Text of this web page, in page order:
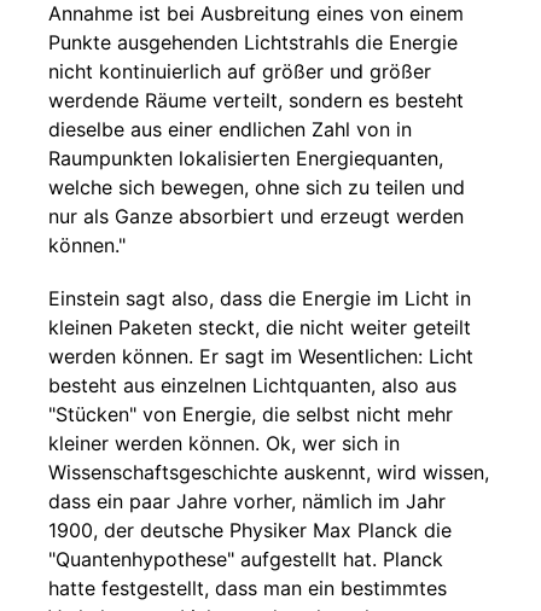
Annahme ist bei Ausbreitung eines von einem
Punkte ausgehenden Lichtstrahls die Energie
nicht kontinuierlich auf größer und größer
werdende Räume verteilt, sondern es besteht
dieselbe aus einer endlichen Zahl von in
Raumpunkten lokalisierten Energiequanten,
welche sich bewegen, ohne sich zu teilen und
nur als Ganze absorbiert und erzeugt werden
können."
Einstein sagt also, dass die Energie im Licht in
kleinen Paketen steckt, die nicht weiter geteilt
werden können. Er sagt im Wesentlichen: Licht
besteht aus einzelnen Lichtquanten, also aus
"Stücken" von Energie, die selbst nicht mehr
kleiner werden können. Ok, wer sich in
Wissenschaftsgeschichte auskennt, wird wissen,
dass ein paar Jahre vorher, nämlich im Jahr
1900, der deutsche Physiker Max Planck die
"Quantenhypothese" aufgestellt hat. Planck
hatte festgestellt, dass man ein bestimmtes